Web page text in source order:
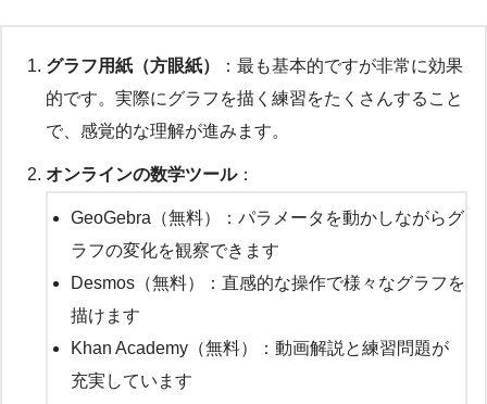
グラフ用紙（方眼紙）
：最も基本的ですが非常に効果
的です。実際にグラフを描く練習をたくさんすること
で、感覚的な理解が進みます。
オンラインの数学ツール：
GeoGebra（無料）：パラメータを動かしながらグ
ラフの変化を観察できます
Desmos（無料）：直感的な操作で様々なグラフを
描けます
Khan Academy（無料）：動画解説と練習問題が
充実しています